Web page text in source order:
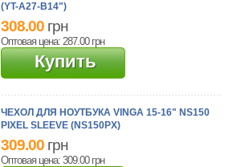
(YT-A27-B14")
308.00 грн
Оптовая цена: 287.00 грн
Купить
ЧЕХОЛ ДЛЯ НОУТБУКА VINGA 15-16" NS150
PIXEL SLEEVE (NS150PX)
309.00 грн
Оптовая цена: 309.00 грн